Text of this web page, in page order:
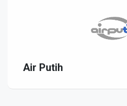
Air Putih